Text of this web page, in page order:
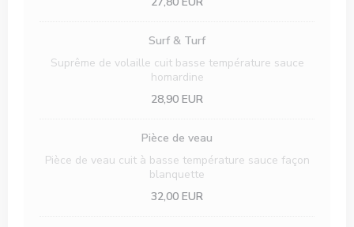
Surf & Turf
Suprême de volaille cuit basse température sauce
homardine
28,90 EUR
Pièce de veau
Pièce de veau cuit à basse température sauce façon
blanquette
32,00 EUR